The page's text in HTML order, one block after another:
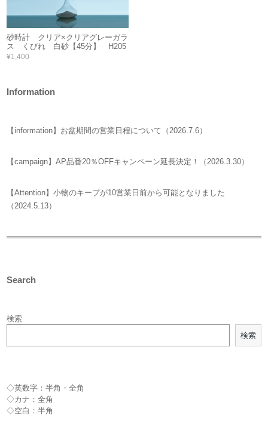
砂時計 クリア×クリアグレーガラ
ス くびれ 白砂【45分】 H205
¥1,400
Information
【information】お盆期間の営業日程について（2026.7.6）
【campaign】AP品番20％OFFキャンペーン延長決定！（2026.3.30）
【Attention】小物のキープが10営業日前から可能となりました
（2024.5.13）
Search
検索
検索
◇英数字：半角・全角
◇カナ：全角
◇空白：半角